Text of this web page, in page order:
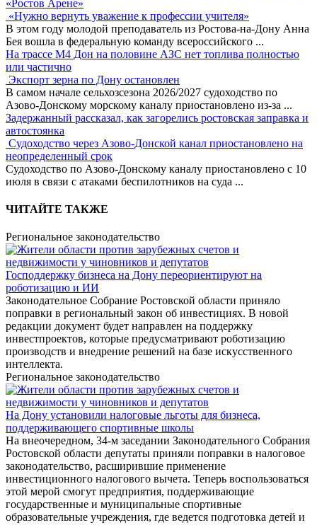
«Ростов Арене»
«Нужно вернуть уважение к профессии учителя»
В этом году молодой преподаватель из Ростова-на-Дону Анна
Бея вошла в федеральную команду всероссийского ...
На трассе М4 Дон на половине АЗС нет топлива полностью
или частично
Экспорт зерна по Дону остановлен
В самом начале сельхозсезона 2026/2027 судоходство по
Азово-Донскому морскому каналу приостановлено из-за ...
Задержанный рассказал, как загорелись ростовская заправка и
автостоянка
Судоходство через Азово-Донской канал приостановлено на
неопределенный срок
Судоходство по Азово-Донскому каналу приостановлено с 10
июля в связи с атаками беспилотников на суда ...
ЧИТАЙТЕ ТАКЖЕ
Региональное законодательство
Господдержку бизнеса на Дону переориентируют на
роботизацию и ИИ
Законодательное Собрание Ростовской области приняло
поправки в региональный закон об инвестициях. В новой
редакции документ будет направлен на поддержку
инвестпроектов, которые предусматривают роботизацию
производств и внедрение решений на базе искусственного
интеллекта.
Региональное законодательство
На Дону установили налоговые льготы для бизнеса,
поддерживающего спортивные школы
На внеочередном, 34-м заседании Законодательного Собрания
Ростовской области депутаты приняли поправки в налоговое
законодательство, расширившие применение
инвестиционного налогового вычета. Теперь воспользоваться
этой мерой смогут предприятия, поддерживающие
государственные и муниципальные спортивные
образовательные учреждения, где ведется подготовка детей и